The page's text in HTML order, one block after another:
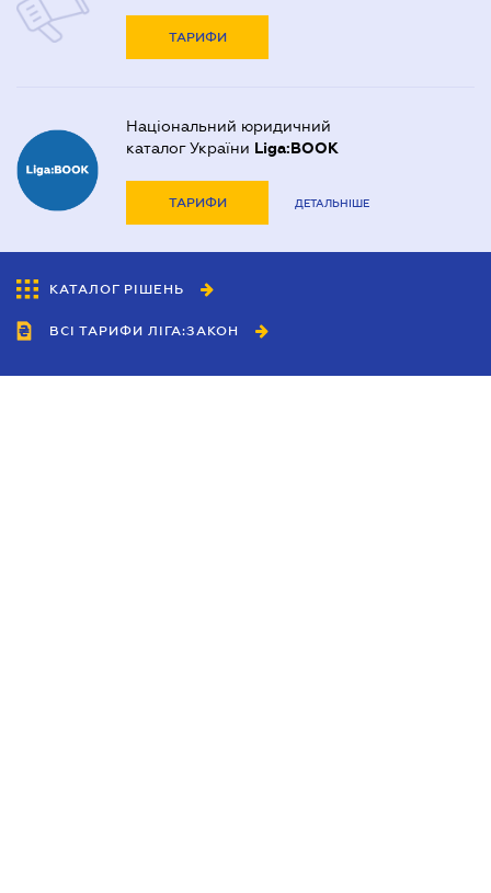
ТАРИФИ
Національний юридичний
каталог України Liga:BOOK
ТАРИФИ ДЕТАЛЬНІШЕ
КАТАЛОГ РІШЕНЬ
ВСІ ТАРИФИ ЛІГА:ЗАКОН